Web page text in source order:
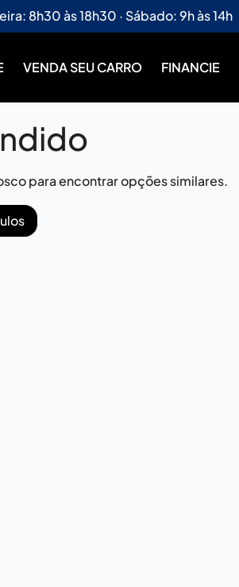
8h30 às 18h30 · Sábado: 9h às 14h
VENDA SEU CARRO FINANCIE
para encontrar opções similares.